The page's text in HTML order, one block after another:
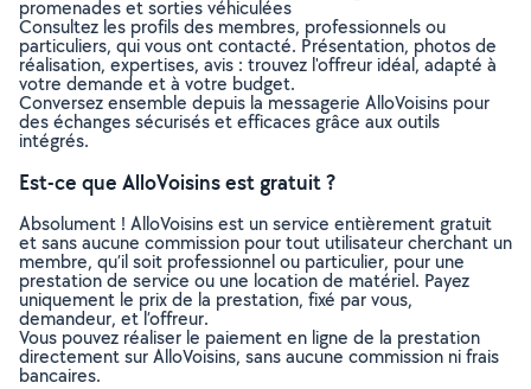
promenades et sorties véhiculées
Consultez les profils des membres, professionnels ou
particuliers, qui vous ont contacté. Présentation, photos de
réalisation, expertises, avis : trouvez l'offreur idéal, adapté à
votre demande et à votre budget.
Conversez ensemble depuis la messagerie AlloVoisins pour
des échanges sécurisés et efficaces grâce aux outils
intégrés.
Est-ce que AlloVoisins est gratuit ?
Absolument ! AlloVoisins est un service entièrement gratuit
et sans aucune commission pour tout utilisateur cherchant un
membre, qu’il soit professionnel ou particulier, pour une
prestation de service ou une location de matériel. Payez
uniquement le prix de la prestation, fixé par vous,
demandeur, et l’offreur.
Vous pouvez réaliser le paiement en ligne de la prestation
directement sur AlloVoisins, sans aucune commission ni frais
bancaires.